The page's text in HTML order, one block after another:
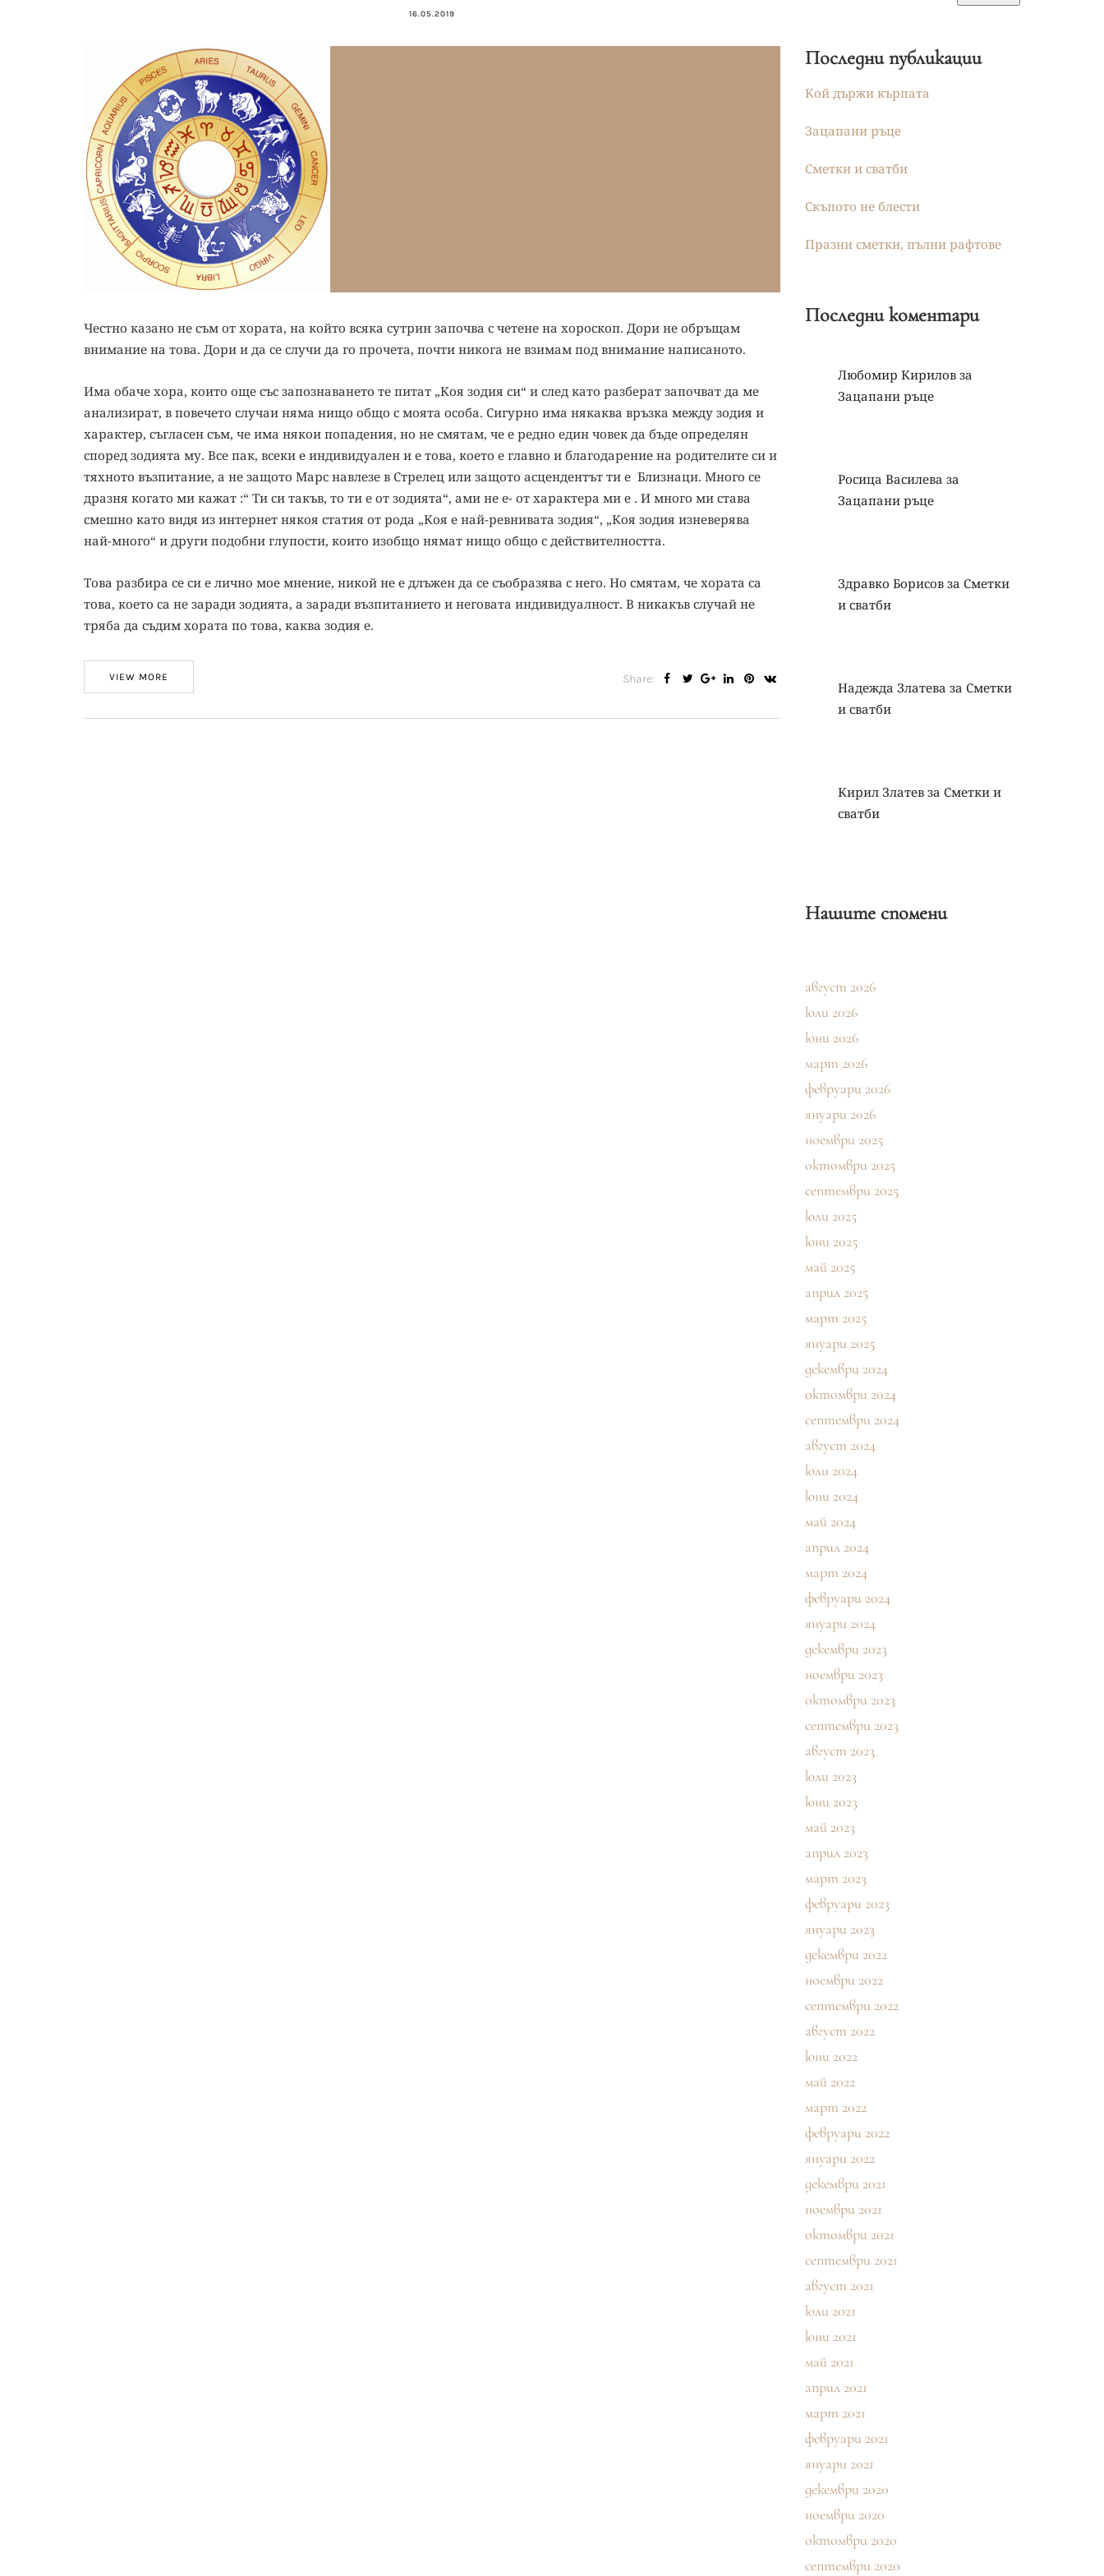
16.05.2019
Честно казано не съм от хората, на който всяка сутрин започва с четене на хороскоп. Дори не обръщам
внимание на това. Дори и да се случи да го прочета, почти никога не взимам под внимание написаното.
Има обаче хора, които още със запознаването те питат „Коя зодия си“ и след като разберат започват да ме
анализират, в повечето случаи няма нищо общо с моята особа. Сигурно има някаква връзка между зодия и
характер, съгласен съм, че има някои попадения, но не смятам, че е редно един човек да бъде определян
според зодията му. Все пак, всеки е индивидуален и е това, което е главно и благодарение на родителите си и
тяхното възпитание, а не защото Марс навлезе в Стрелец или защото асцендентът ти е Близнаци. Много се
дразня когато ми кажат :“ Ти си такъв, то ти е от зодията“, ами не е- от характера ми е . И много ми става
смешно като видя из интернет някоя статия от рода „Коя е най-ревнивата зодия“, „Коя зодия изневерява
най-много“ и други подобни глупости, които изобщо нямат нищо общо с действителността.
Това разбира се си е лично мое мнение, никой не е длъжен да се съобразява с него. Но смятам, че хората са
това, което са не заради зодията, а заради възпитанието и неговата индивидуалност. В никакъв случай не
тряба да съдим хората по това, каква зодия е.
VIEW MORE Share:
Последни публикации
Кой държи кърпата
Зацапани ръце
Сметки и сватби
Скъпото не блести
Празни сметки, пълни рафтове
Последни коментари
Любомир Кириловза
Зацапани ръце
Росица Василева за
Зацапани ръце
Здравко Борисовза Сметки
и сватби
Надежда Златева за Сметки
и сватби
Кирил Златевза Сметки и
сватби
Нашите спомени
август 2026
юли 2026
юни 2026
март 2026
февруари 2026
януари 2026
ноември 2025
октомври 2025
септември 2025
юли 2025
юни 2025
май 2025
април 2025
март 2025
януари 2025
декември 2024
октомври 2024
септември 2024
август 2024
юли 2024
юни 2024
май 2024
април 2024
март 2024
февруари 2024
януари 2024
декември 2023
ноември 2023
октомври 2023
септември 2023
август 2023
юли 2023
юни 2023
май 2023
април 2023
март 2023
февруари 2023
януари 2023
декември 2022
ноември 2022
септември 2022
август 2022
юни 2022
май 2022
март 2022
февруари 2022
януари 2022
декември 2021
ноември 2021
октомври 2021
септември 2021
август 2021
юли 2021
юни 2021
май 2021
април 2021
март 2021
февруари 2021
януари 2021
декември 2020
ноември 2020
октомври 2020
септември 2020